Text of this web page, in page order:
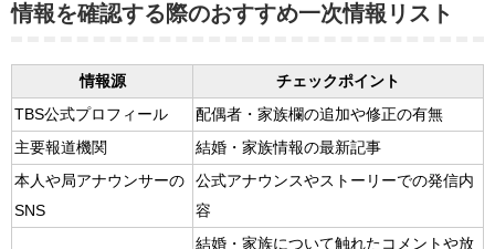
情報を確認する際のおすすめ一次情報リスト
情報源
チェックポイント
TBS公式プロフィール
配偶者・家族欄の追加や修正の有無
主要報道機関
結婚・家族情報の最新記事
本人や局アナウンサーの
SNS
公式アナウンスやストーリーでの発信内
容
結婚・家族について触れたコメントや放